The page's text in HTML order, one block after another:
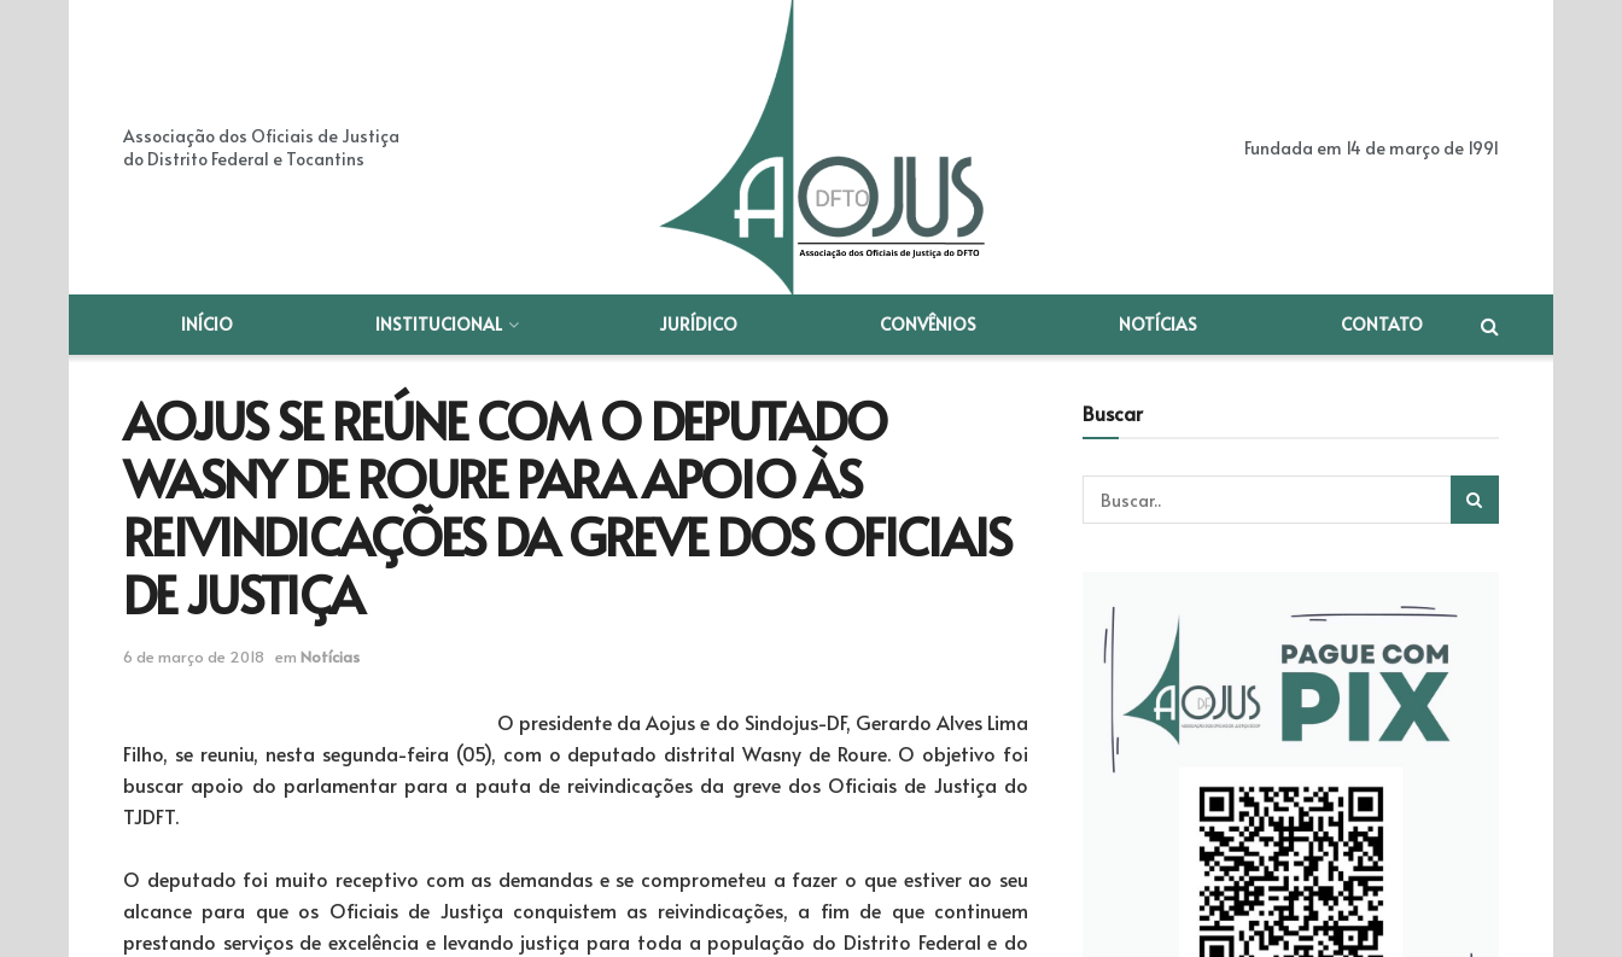
Associação dos Oficiais de Justiça
do Distrito Federal e Tocantins
Fundada em 14 de março de 1991
INÍCIO INSTITUCIONAL JURÍDICO CONVÊNIOS NOTÍCIAS CONTATO
AOJUS SE REÚNE COM O DEPUTADO
WASNY DE ROURE PARA APOIO ÀS
REIVINDICAÇÕES DA GREVE DOS OFICIAIS
DE JUSTIÇA
6 de março de 2018 em Notícias
O presidente da Aojus e do Sindojus-DF, Gerardo Alves Lima
Filho, se reuniu, nesta segunda-feira (05), com o deputado distrital Wasny de Roure. O objetivo foi
buscar apoio do parlamentar para a pauta de reivindicações da greve dos Oficiais de Justiça do
TJDFT.
O deputado foi muito receptivo com as demandas e se comprometeu a fazer o que estiver ao seu
alcance para que os Oficiais de Justiça conquistem as reivindicações, a fim de que continuem
prestando serviços de excelência e levando justiça para toda a população do Distrito Federal e do
Buscar